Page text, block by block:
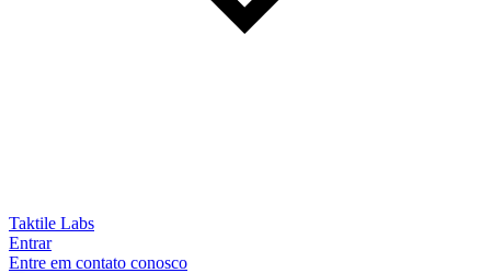
Taktile Labs
Entrar
Entre em contato conosco